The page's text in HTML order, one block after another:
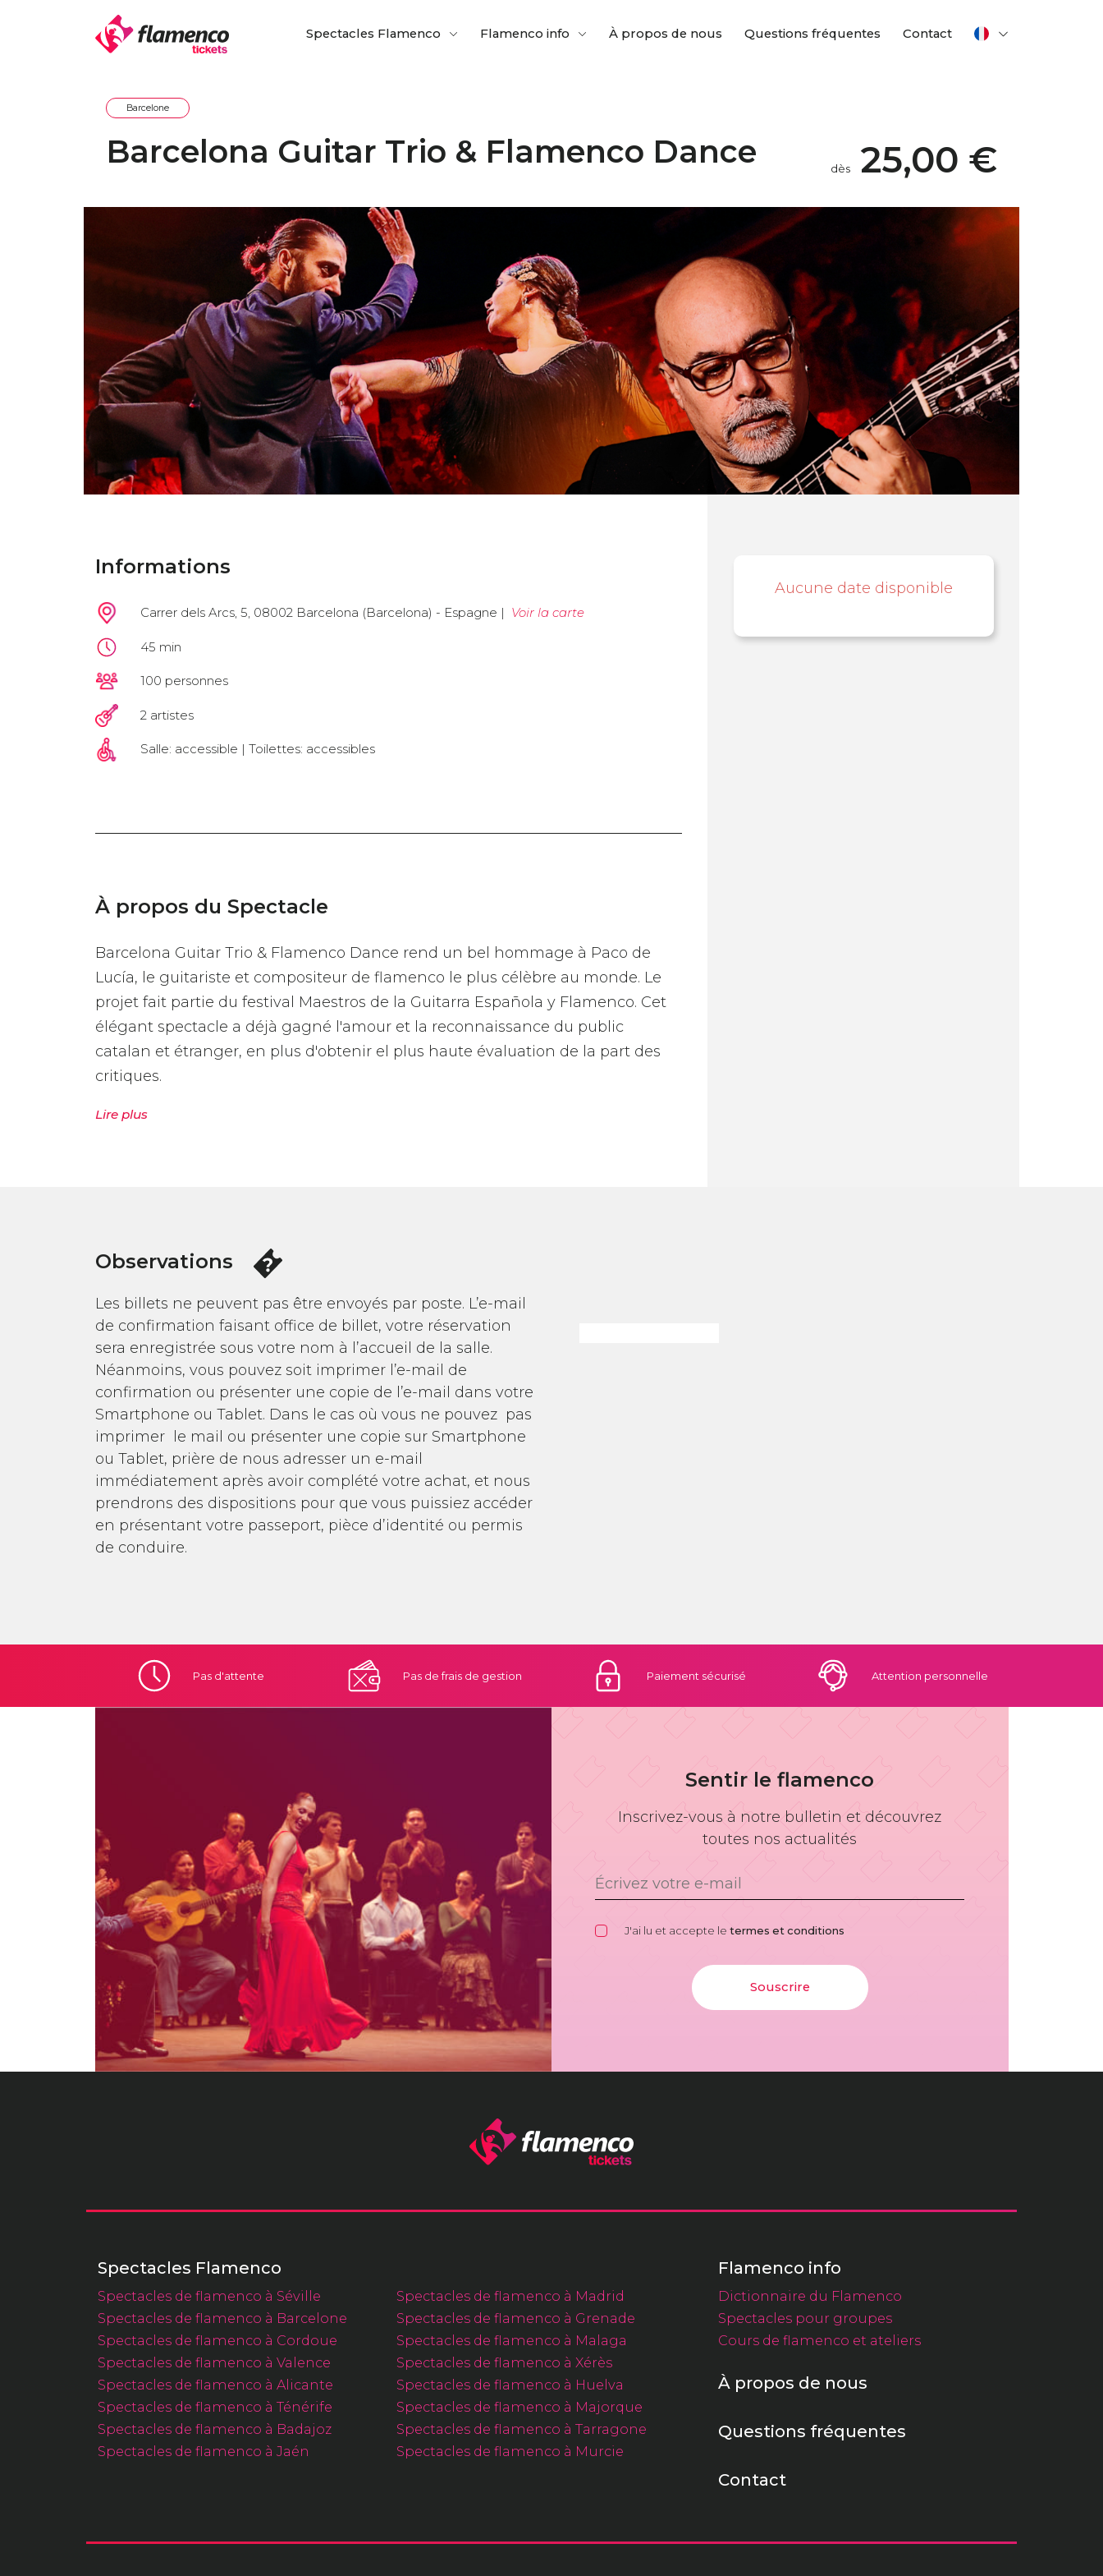
Spectacles Flamenco Flamenco info À propos de nous Questions fréquentes Contact
Barcelone
Barcelona Guitar Trio & Flamenco Dance dès 25,00 €
Aucune date disponible
Informations
Carrer dels Arcs, 5, 08002 Barcelona (Barcelona) - Espagne | Voir la carte
45 min
100 personnes
2 artistes
Salle: accessible | Toilettes: accessibles
À propos du Spectacle
Barcelona Guitar Trio & Flamenco Dance rend un bel hommage à Paco de
Lucía, le guitariste et compositeur de flamenco le plus célèbre au monde. Le
projet fait partie du festival Maestros de la Guitarra Española y Flamenco. Cet
élégant spectacle a déjà gagné l'amour et la reconnaissance du public
catalan et étranger, en plus d'obtenir el plus haute évaluation de la part des
critiques.
Lire plus
Observations
Les billets ne peuvent pas être envoyés par poste. L’e-mail
de confirmation faisant office de billet, votre réservation
sera enregistrée sous votre nom à l’accueil de la salle.
Néanmoins, vous pouvez soit imprimer l’e-mail de
confirmation ou présenter une copie de l’e-mail dans votre
Smartphone ou Tablet. Dans le cas où vous ne pouvez pas
imprimer le mail ou présenter une copie sur Smartphone
ou Tablet, prière de nous adresser un e-mail
immédiatement après avoir complété votre achat, et nous
prendrons des dispositions pour que vous puissiez accéder
en présentant votre passeport, pièce d’identité ou permis
de conduire.
Pas d'attente Pas de frais de gestion Paiement sécurisé Attention personnelle
Sentir le flamenco
Inscrivez-vous à notre bulletin et découvrez
toutes nos actualités
J'ai lu et accepte letermes et conditions
Souscrire
Spectacles Flamenco
Spectacles de flamenco à Séville
Spectacles de flamenco à Madrid
Spectacles de flamenco à Barcelone
Spectacles de flamenco à Grenade
Spectacles de flamenco à Cordoue
Spectacles de flamenco à Malaga
Spectacles de flamenco à Valence
Spectacles de flamenco à Xérès
Spectacles de flamenco à Alicante
Spectacles de flamenco à Huelva
Spectacles de flamenco à Ténérife
Spectacles de flamenco à Majorque
Spectacles de flamenco à Badajoz
Spectacles de flamenco à Tarragone
Spectacles de flamenco à Jaén
Spectacles de flamenco à Murcie
Flamenco info
Dictionnaire du Flamenco
Spectacles pour groupes
Cours de flamenco et ateliers
À propos de nous
Questions fréquentes
Contact